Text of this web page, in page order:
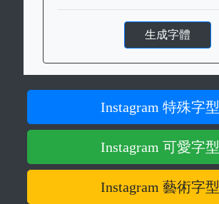
生成字體
Instagram 特殊字型
Instagram 可愛字型
Instagram 藝術字型